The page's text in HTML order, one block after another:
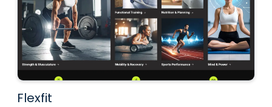
Flexfit